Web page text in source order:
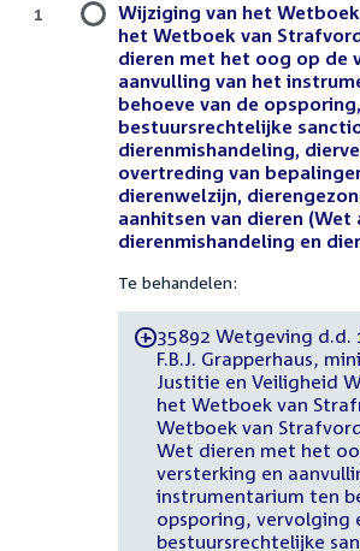
Wijziging van het
het Wetboek van
dieren met het oog op de
aanvulling van het
behoeve van de
bestuursrechtelijke
dierenmishandeling,
overtreding van
dierenwelzijn,
aanhitsen van dieren (Wet
dierenmishandeling en
Te behandelen:
-35892 Wetgeving d.d.
F.B.J. Grapperhaus,
Justitie en Veiligheid
het Wetboek van
Wetboek van
Wet dieren met het
versterking en
instrumentarium ten
opsporing, vervolging
bestuursrechtelijke
1